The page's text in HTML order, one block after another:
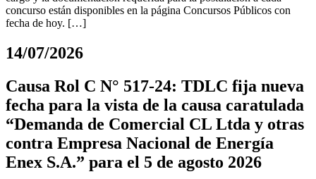
concurso están disponibles en la página Concursos Públicos con
fecha de hoy. […]
14/07/2026
Causa Rol C N° 517-24: TDLC fija nueva
fecha para la vista de la causa caratulada
“Demanda de Comercial CL Ltda y otras
contra Empresa Nacional de Energía
Enex S.A.” para el 5 de agosto 2026